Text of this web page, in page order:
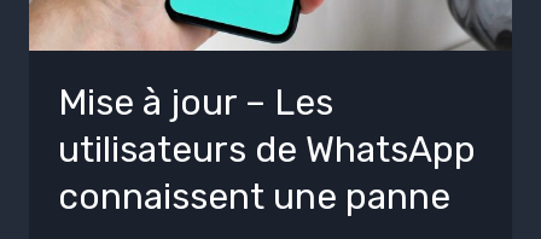
Mise à jour – Les
utilisateurs de WhatsApp
connaissent une panne